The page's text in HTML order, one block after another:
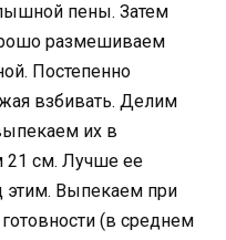
пены. Затем
размешиваем
Постепенно
взбивать. Делим
их в
21 см. Лучше ее
этим. Выпекаем при
(в среднем